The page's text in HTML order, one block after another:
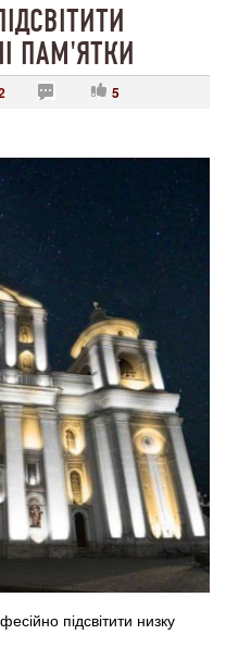
ПАМ'ЯТКИ
5
підсвітити низку